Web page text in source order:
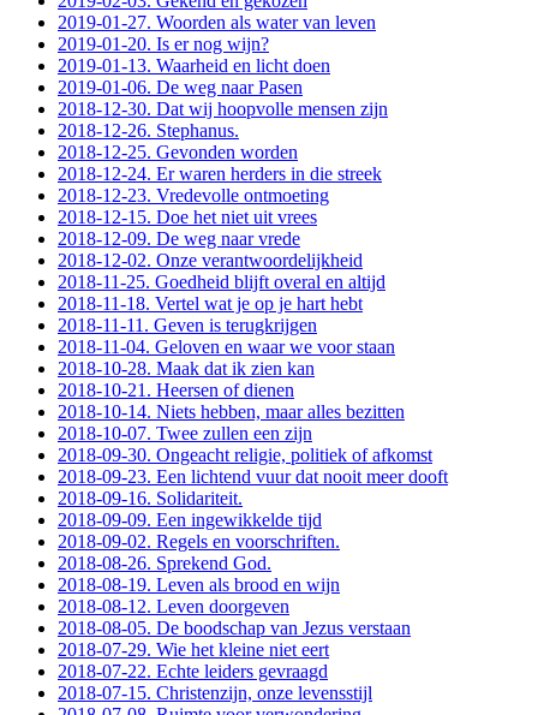
2019-01-27. Woorden als water van leven
2019-01-20. Is er nog wijn?
2019-01-13. Waarheid en licht doen
2019-01-06. De weg naar Pasen
2018-12-30. Dat wij hoopvolle mensen zijn
2018-12-26. Stephanus.
2018-12-25. Gevonden worden
2018-12-24. Er waren herders in die streek
2018-12-23. Vredevolle ontmoeting
2018-12-15. Doe het niet uit vrees
2018-12-09. De weg naar vrede
2018-12-02. Onze verantwoordelijkheid
2018-11-25. Goedheid blijft overal en altijd
2018-11-18. Vertel wat je op je hart hebt
2018-11-11. Geven is terugkrijgen
2018-11-04. Geloven en waar we voor staan
2018-10-28. Maak dat ik zien kan
2018-10-21. Heersen of dienen
2018-10-14. Niets hebben, maar alles bezitten
2018-10-07. Twee zullen een zijn
2018-09-30. Ongeacht religie, politiek of afkomst
2018-09-23. Een lichtend vuur dat nooit meer dooft
2018-09-16. Solidariteit.
2018-09-09. Een ingewikkelde tijd
2018-09-02. Regels en voorschriften.
2018-08-26. Sprekend God.
2018-08-19. Leven als brood en wijn
2018-08-12. Leven doorgeven
2018-08-05. De boodschap van Jezus verstaan
2018-07-29. Wie het kleine niet eert
2018-07-22. Echte leiders gevraagd
2018-07-15. Christenzijn, onze levensstijl